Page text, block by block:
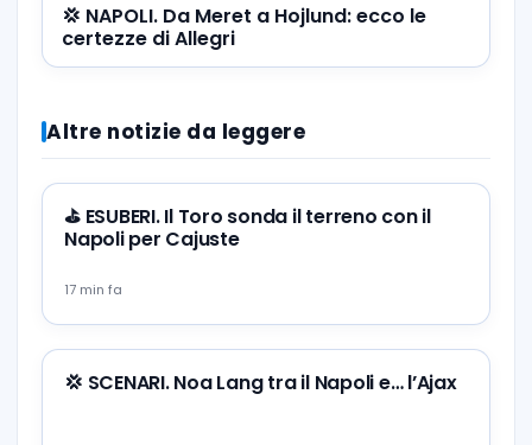
💢 NAPOLI. Da Meret a Hojlund: ecco le
certezze di Allegri
Altre notizie da leggere
⛳ ESUBERI. Il Toro sonda il terreno con il
Napoli per Cajuste
17 min fa
💢 SCENARI. Noa Lang tra il Napoli e… l’Ajax